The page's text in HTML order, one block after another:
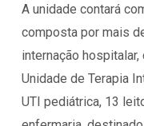
A unidade contará
composta por mais
internação
Unidade de Terapia
UTI pediátrica, 13